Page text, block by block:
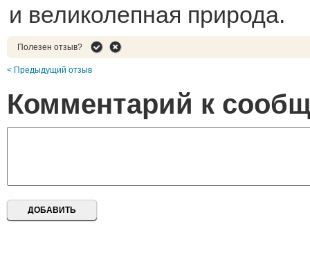
и великолепная природа.
Полезен отзыв?
< Предыдущий отзыв
Комментарий к